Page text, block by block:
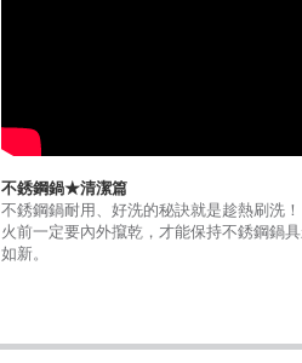
不銹鋼鍋★清潔篇
不銹鋼鍋耐用、好洗的秘訣就是趁熱刷洗
火前一定要內外攛乾，才能保持不銹鋼鍋
如新。